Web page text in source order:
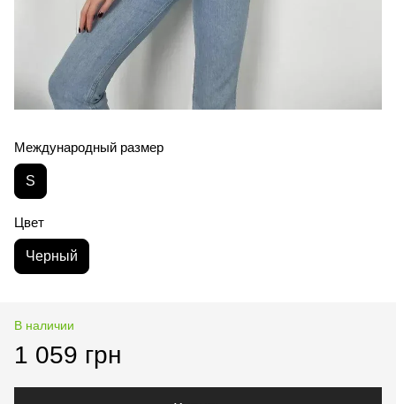
Международный размер
S
Цвет
Черный
В наличии
1 059 грн